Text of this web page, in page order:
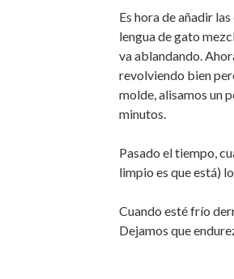
Es hora de añadir
lengua de gato
va ablandando.
revolviendo bien
molde, alisamos un
minutos.
Pasado el tiempo,
limpio es que está)
Cuando esté frío
Dejamos que